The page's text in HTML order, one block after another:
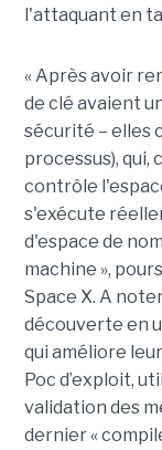
l'attaquant en
« Après avoir
de clé avaient
sécurité – elles
processus), qui,
contrôle
s'exécute
d'espace de
machine »,
Space X. A
découverte en
qui améliore
Poc d’exploit,
validation des
dernier «